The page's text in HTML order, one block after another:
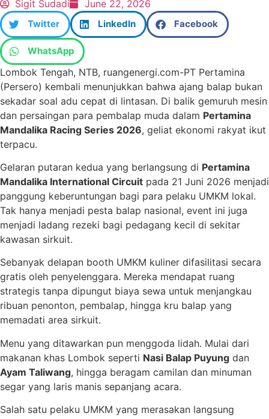
Sigit Sudadi June 22, 2026
Twitter LinkedIn Facebook
WhatsApp
Lombok Tengah, NTB, ruangenergi.com-PT Pertamina
(Persero) kembali menunjukkan bahwa ajang balap bukan
sekadar soal adu cepat di lintasan. Di balik gemuruh mesin
dan persaingan para pembalap muda dalam Pertamina
Mandalika Racing Series 2026, geliat ekonomi rakyat ikut
terpacu.
Gelaran putaran kedua yang berlangsung di Pertamina
Mandalika International Circuit pada 21 Juni 2026 menjadi
panggung keberuntungan bagi para pelaku UMKM lokal.
Tak hanya menjadi pesta balap nasional, event ini juga
menjadi ladang rezeki bagi pedagang kecil di sekitar
kawasan sirkuit.
Sebanyak delapan booth UMKM kuliner difasilitasi secara
gratis oleh penyelenggara. Mereka mendapat ruang
strategis tanpa dipungut biaya sewa untuk menjangkau
ribuan penonton, pembalap, hingga kru balap yang
memadati area sirkuit.
Menu yang ditawarkan pun menggoda lidah. Mulai dari
makanan khas Lombok seperti Nasi Balap Puyung dan
Ayam Taliwang, hingga beragam camilan dan minuman
segar yang laris manis sepanjang acara.
Salah satu pelaku UMKM yang merasakan langsung